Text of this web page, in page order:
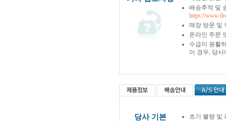
배송추적 및
https://
매장 방문 및
온라인 주문
수급이 원활
이 경우, 당
당사 기본
초기 불량 및